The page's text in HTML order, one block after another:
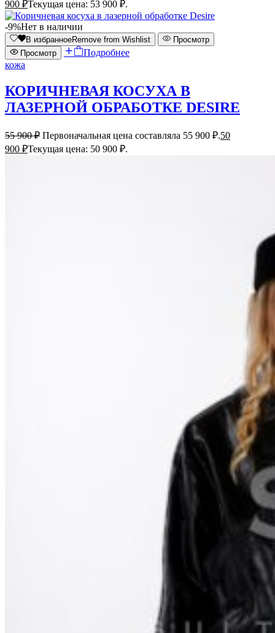
900 ₽Текущая цена: 53 900 ₽.
-9%Нет в наличии
В избранноеRemove from Wishlist
Просмотр
Просмотр
Подробнее
кожа
КОРИЧНЕВАЯ КОСУХА В
ЛАЗЕРНОЙ ОБРАБОТКЕ DESIRE
55 900₽ Первоначальная цена составляла 55 900 ₽.50
900 ₽Текущая цена: 50 900 ₽.